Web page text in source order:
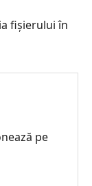
fișierului în
pe